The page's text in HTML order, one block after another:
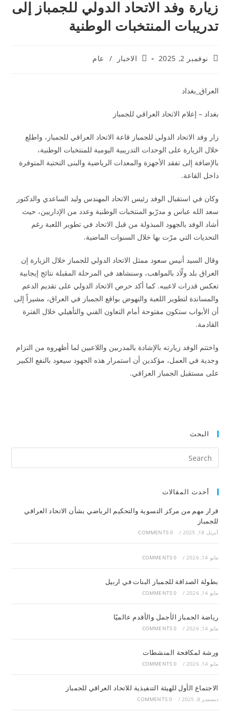
زيارة وفد الاتحاد الدولي للجمباز إلى
تدريبات المنتخبات الوطنية
نوفمبر 2, 2025 الاخبار / عام
العراق_بغداد
بغداد – إعلام الاتحاد العراقي للجمباز
زار وفد الاتحاد الدولي للجمباز قاعة الاتحاد العراقي للجمباز، واطلع
خلال الزيارة على الوحدات التدريبية اليومية للمنتخبات الوطنية،
بالإضافة إلى تفقد الأجهزة والمعدات الرياضية والبنى التحتية المتوفرة
داخل القاعة.
وكان في استقبال الوفد رئيس الاتحاد المهندس وليد الساعدي والدكتور
سعد الله عباس و مدرّبو المنتخبات الوطنية وعدد من الإداريين، حيث
أشاد الوفد بالجهود المبذولة من قبل الاتحاد في تطوير اللعبة رغم
التحديات التي مرّت بها خلال السنوات الماضية.
وقال السيد أنيس سعود ممثل الاتحاد الدولي للجمباز خلال الزيارة إن
العراق بلد ولّاد بالمواهب، وسنشاهد في المرحلة المقبلة نتائج إيجابية
تعكس قدرات لاعبيه. كما أكد حرص الاتحاد الدولي على تقديم الدعم
والمساندة لتطوير اللعبة والنهوض بواقع الجمباز في العراق، مشيراً إلى
أن الأبواب ستكون مفتوحة أمام التعاون الفني والتأهيلي خلال الفترة
القادمة.
واختتم الوفد زيارته بالإشادة بالمدربين واللاعبين لما أظهروه من التزام
وجدية في العمل، مؤكدين أن استمرار هذه الجهود سيعود بالنفع الكبير
على مستقبل الجمباز العراقي.
البحث
أحدث المقالات
قرار مهم من مركز التسوية والتحكيم الرياضي بشأن الاتحاد العراقي
للجمباز
أبريل 18, 2025 /
0 COMMENTS
مايو 14, 2026 /
0 COMMENTS
بطولة الصداقة للجمباز البنات في اربيل
مايو 14, 2026 /
0 COMMENTS
رياضة الجمباز الأجمل والأقدم عالميًا
مايو 14, 2026 /
0 COMMENTS
ورشة لمكافحة المنشطات
مايو 14, 2026 /
0 COMMENTS
الاجتماع الأول للهيئة التنفيذية للاتحاد العراقي للجمباز
ديسمبر 8, 2025 /
0 COMMENTS